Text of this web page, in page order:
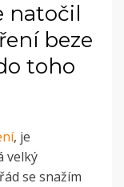
natočil
beze
toho
, je
velký
se snažím